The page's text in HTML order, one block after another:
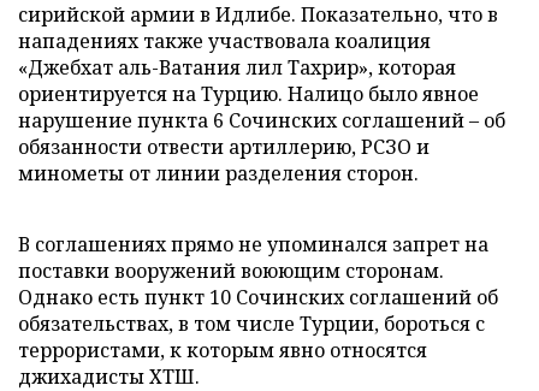
сирийской армии в Идлибе. Показательно, что в
нападениях также участвовала коалиция
«Джебхат аль-Ватания лил Тахрир», которая
ориентируется на Турцию. Налицо было явное
нарушение пункта 6 Сочинских соглашений – об
обязанности отвести артиллерию, РСЗО и
минометы от линии разделения сторон.
В соглашениях прямо не упоминался запрет на
поставки вооружений воюющим сторонам.
Однако есть пункт 10 Сочинских соглашений об
обязательствах, в том числе Турции, бороться с
террористами, к которым явно относятся
джихадисты ХТШ.